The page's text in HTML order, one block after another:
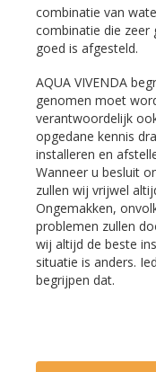
combinatie van
combinatie die zeer
goed is afgesteld.
AQUA VIVENDA
genomen moet
verantwoordelijk
opgedane kennis
installeren en
Wanneer u besluit
zullen wij vrijwel
Ongemakken,
problemen zullen
wij altijd de beste
situatie is anders.
begrijpen dat.